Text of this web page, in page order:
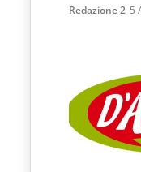
Redazione 2 5